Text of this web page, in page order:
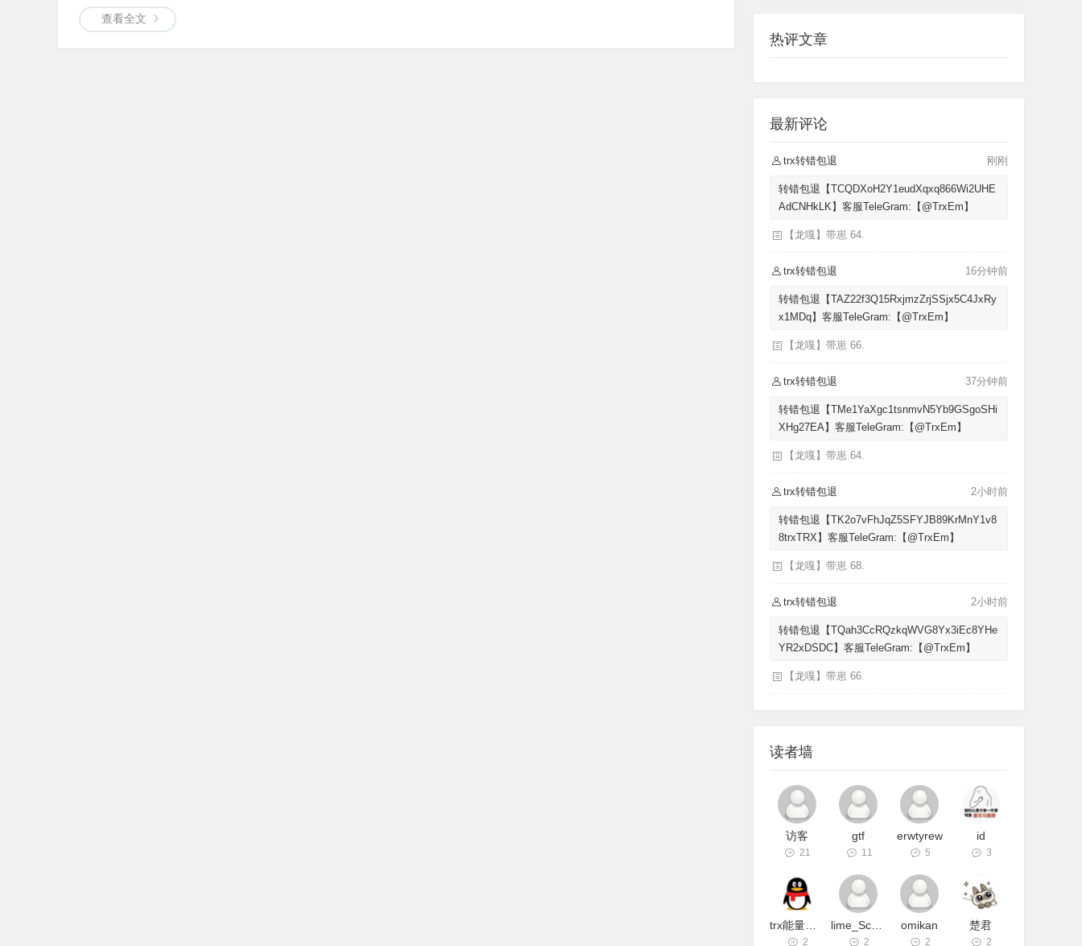
查看全文
热评文章
最新评论
trx转错包退 刚刚
转错包退【TCQDXoH2Y1eudXqxq866Wi2UHE
AdCNHkLK】客服TeleGram:【@TrxEm】
【龙嘎】带崽 64.
trx转错包退 16分钟前
转错包退【TAZ22f3Q15RxjmzZrjSSjx5C4JxRy
x1MDq】客服TeleGram:【@TrxEm】
【龙嘎】带崽 66.
trx转错包退 37分钟前
转错包退【TMe1YaXgc1tsnmvN5Yb9GSgoSHi
XHg27EA】客服TeleGram:【@TrxEm】
【龙嘎】带崽 64.
trx转错包退 2小时前
转错包退【TK2o7vFhJqZ5SFYJB89KrMnY1v8
8trxTRX】客服TeleGram:【@TrxEm】
【龙嘎】带崽 68.
trx转错包退 2小时前
转错包退【TQah3CcRQzkqWVG8Yx3iEc8YHe
YR2xDSDC】客服TeleGram:【@TrxEm】
【龙嘎】带崽 66.
读者墙
访客
21
gtf
11
erwtyrew
5
id
3
2 2
omikan
2
楚君
2